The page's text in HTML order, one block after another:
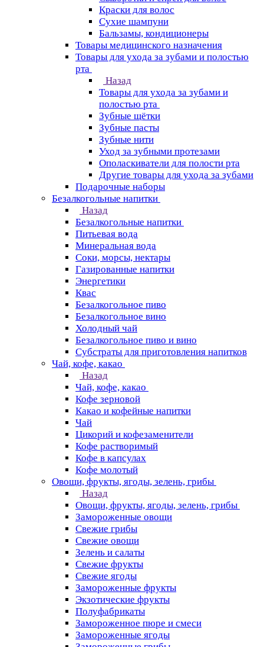
Краски для волос
Сухие шампуни
Бальзамы, кондиционеры
Товары медицинского назначения
Товары для ухода за зубами и полостью
рта
Назад
Товары для ухода за зубами и
полостью рта
Зубные щётки
Зубные пасты
Зубные нити
Уход за зубными протезами
Ополаскиватели для полости рта
Другие товары для ухода за зубами
Подарочные наборы
Безалкогольные напитки
Назад
Безалкогольные напитки
Питьевая вода
Минеральная вода
Соки, морсы, нектары
Газированные напитки
Энергетики
Квас
Безалкогольное пиво
Безалкогольное вино
Холодный чай
Безалкогольное пиво и вино
Субстраты для приготовления напитков
Чай, кофе, какао
Назад
Чай, кофе, какао
Кофе зерновой
Какао и кофейные напитки
Чай
Цикорий и кофезаменители
Кофе растворимый
Кофе в капсулах
Кофе молотый
Овощи, фрукты, ягоды, зелень, грибы
Назад
Овощи, фрукты, ягоды, зелень, грибы
Замороженные овощи
Свежие грибы
Свежие овощи
Зелень и салаты
Свежие фрукты
Свежие ягоды
Замороженные фрукты
Экзотические фрукты
Полуфабрикаты
Замороженное пюре и смеси
Замороженные ягоды